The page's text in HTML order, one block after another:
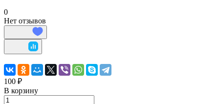
0
Нет отзывов
100 ₽
В корзину